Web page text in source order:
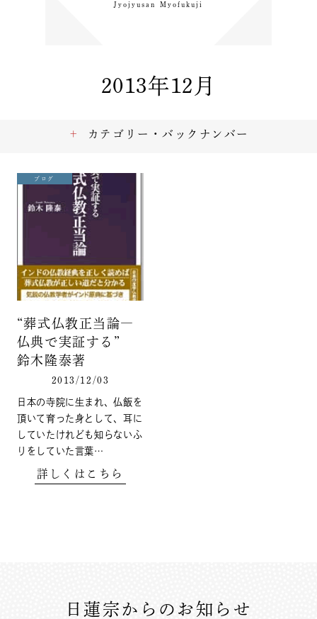
Jyojyusan Myofukuji
2013年12月
ブログ
“葬式仏教正当論―
仏典で実証する”
鈴木隆泰著
2013/12/03
日本の寺院に生まれ、仏飯を
頂いて育った身として、耳に
していたけれども知らないふ
りをしていた言葉…
詳しくはこちら
カテゴリー・バックナンバー
日蓮宗からのお知らせ